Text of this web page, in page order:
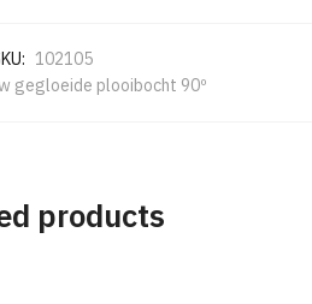
102105
gegloeide plooibocht 90º
products